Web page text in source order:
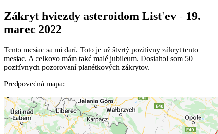
Zákryt hviezdy asteroidom List'ev - 19.
marec 2022
Tento mesiac sa mi darí. Toto je už štvrtý pozitívny zákryt tento
mesiac. A celkovo mám také malé jubileum. Dosiahol som 50
pozitívnych pozorovaní planétkových zákrytov.
Predpovedná mapa: